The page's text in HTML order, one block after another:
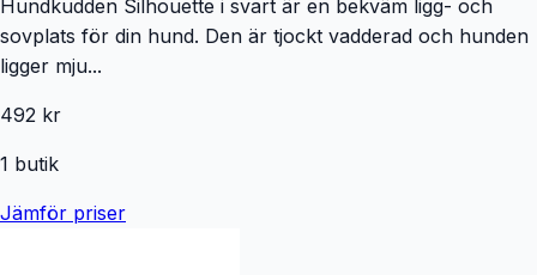
Hundkudden Silhouette i svart är en bekväm ligg- och
sovplats för din hund. Den är tjockt vadderad och hunden
ligger mju...
492 kr
1 butik
Jämför priser